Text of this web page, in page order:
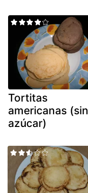
Tortitas
americanas (sin
azúcar)